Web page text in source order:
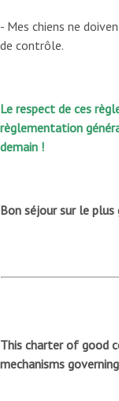
- Mes chiens ne
de contrôle.
Le respect de ces
règlementation
demain !
Bon séjour sur le plus
This charter of good
mechanisms